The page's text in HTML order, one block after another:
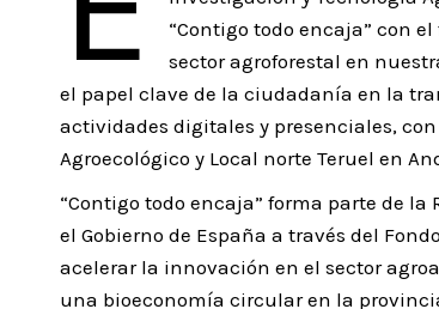
“Contigo todo encaja” con
sector agroforestal en
el papel clave de la ciudadanía en la
actividades digitales y presenciales,
Agroecológico y Local norte Teruel en
“Contigo todo encaja” forma parte de la
el Gobierno de España a través del
acelerar la innovación en el sector
una bioeconomía circular en la